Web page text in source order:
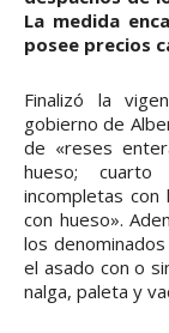
La medida
posee precios
Finalizó la
gobierno de
de «reses
hueso;
incompletas
con hueso».
los
el asado con o
nalga, paleta y